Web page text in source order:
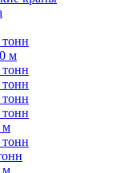
м
м
м